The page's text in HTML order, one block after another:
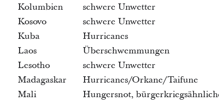
Kolumbien
schwere Unwetter
Kosovo
schwere Unwetter
Kuba
Hurricanes
Laos
Überschwemmungen
Lesotho
schwere Unwetter
Madagaskar
Hurricanes/Orkane/Taifune
Mali
Hungersnot,